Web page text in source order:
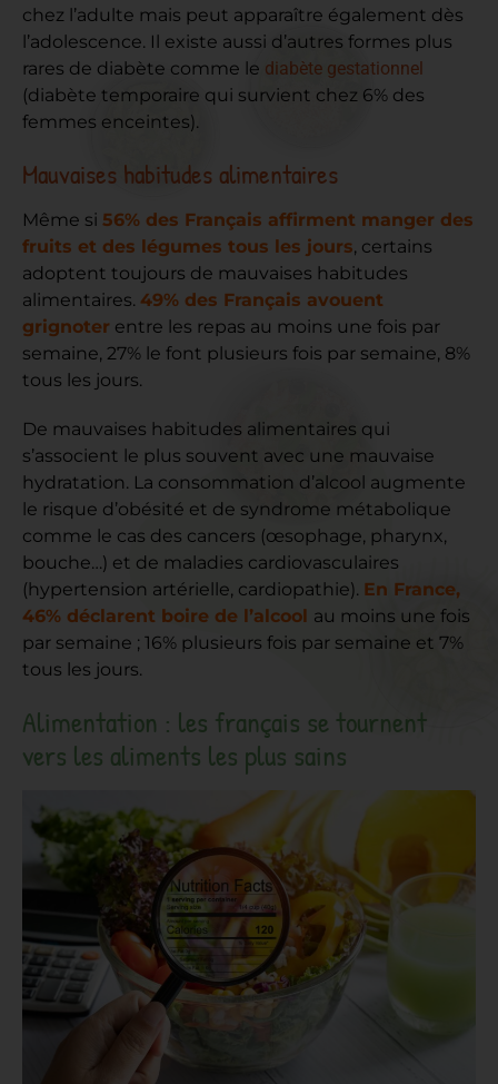
chez l’adulte mais peut apparaître également dès
l’adolescence. Il existe aussi d’autres formes plus
rares de diabète comme le diabète gestationnel
(diabète temporaire qui survient chez 6% des
femmes enceintes).
Mauvaises habitudes alimentaires
Même si 56% des Français affirment manger des
fruits et des légumes tous les jours, certains
adoptent toujours de mauvaises habitudes
alimentaires. 49% des Français avouent
grignoter entre les repas au moins une fois par
semaine, 27% le font plusieurs fois par semaine, 8%
tous les jours.
De mauvaises habitudes alimentaires qui
s’associent le plus souvent avec une mauvaise
hydratation. La consommation d’alcool augmente
le risque d’obésité et de syndrome métabolique
comme le cas des cancers (œsophage, pharynx,
bouche…) et de maladies cardiovasculaires
(hypertension artérielle, cardiopathie). En France,
46% déclarent boire de l’alcool au moins une fois
par semaine ; 16% plusieurs fois par semaine et 7%
tous les jours.
Alimentation : les français se tournent
vers les aliments les plus sains